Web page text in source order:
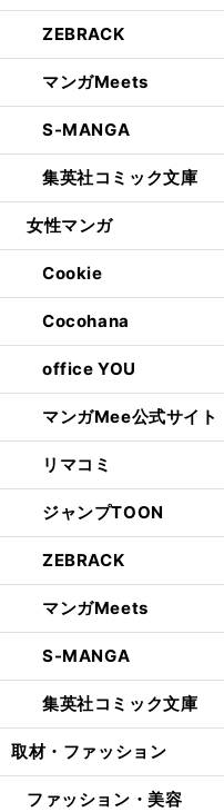
ZEBRACK
マンガMeets
S-MANGA
集英社コミック文庫
女性マンガ
Cookie
Cocohana
office YOU
マンガMee公式サイト
リマコミ
ジャンプTOON
ZEBRACK
マンガMeets
S-MANGA
集英社コミック文庫
取材・ファッション
ファッション・美容